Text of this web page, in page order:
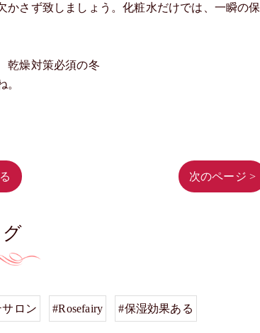
さず致しましょう。化粧水だけでは、一瞬の保
乾燥対策必須の冬
。
次のページ >
ロン #Rosefairy #保湿効果ある